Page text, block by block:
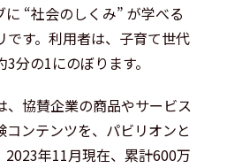
“社会のしくみ” が学べる
です。利用者は、子育て世代
3分の1にのぼります。
、協賛企業の商品やサービス
コンテンツを、パビリオンと
2023年11月現在、累計600万